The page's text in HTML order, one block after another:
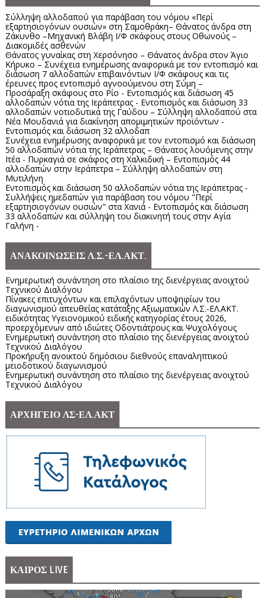
Σύλληψη αλλοδαπού για παράβαση του νόμου «Περί
εξαρτησιογόνων ουσιών» στη Σαμοθράκη– Θάνατος άνδρα στη
Ζάκυνθο –Μηχανική Βλάβη Ι/Φ σκάφους στους Οθωνούς –
Διακομιδές ασθενών
Θάνατος γυναίκας στη Χερσόνησο – Θάνατος άνδρα στον Άγιο
Κήρυκο – Συνέχεια ενημέρωσης αναφορικά με τον εντοπισμό και
διάσωση 7 αλλοδαπών επιβαινόντων Ι/Φ σκάφους και τις
έρευνες προς εντοπισμό αγνοούμενου στη Σύμη –
Προσάραξη σκάφους στο Ρίο - Εντοπισμός και διάσωση 45
αλλοδαπών νότια της Ιεράπετρας - Εντοπισμός και διάσωση 33
αλλοδαπών νοτιοδυτικά της Γαύδου – Σύλληψη αλλοδαπού στα
Νέα Μουδανιά για διακίνηση απομιμητικών προϊόντων -
Εντοπισμός και διάσωση 32 αλλοδαπ
Συνέχεια ενημέρωσης αναφορικά με τον εντοπισμό και διάσωση
50 αλλοδαπών νότια της Ιεράπετρας – Θάνατος λουόμενης στην
Ιτέα - Πυρκαγιά σε σκάφος στη Χαλκιδική – Εντοπισμός 44
αλλοδαπών στην Ιεράπετρα – Σύλληψη αλλοδαπών στη
Μυτιλήνη
Εντοπισμός και διάσωση 50 αλλοδαπών νότια της Ιεράπετρας -
Συλλήψεις ημεδαπών για παράβαση του νόμου "Περί
εξαρτησιογόνων ουσιών" στα Χανιά - Εντοπισμός και διάσωση
33 αλλοδαπών και σύλληψη του διακινητή τους στην Αγία
Γαλήνη -
ΑΝΑΚΟΙΝΩΣΕΙΣ Λ.Σ.-ΕΛ.ΑΚΤ.
Ενημερωτική συνάντηση στο πλαίσιο της διενέργειας ανοιχτού
Τεχνικού Διαλόγου
Πίνακες επιτυχόντων και επιλαχόντων υποψηφίων του
διαγωνισμού απευθείας κατάταξης Αξιωματικών Λ.Σ.-ΕΛ.ΑΚΤ.
ειδικότητας Υγειονομικού ειδικής κατηγορίας έτους 2026,
προερχόμενων από ιδιώτες Οδοντιάτρους και Ψυχολόγους
Ενημερωτική συνάντηση στο πλαίσιο της διενέργειας ανοιχτού
Τεχνικού Διαλόγου
Προκήρυξη ανοικτού δημόσιου διεθνούς επαναληπτικού
μειοδοτικού διαγωνισμού
Ενημερωτική συνάντηση στο πλαίσιο της διενέργειας ανοιχτού
Τεχνικού Διαλόγου
ΑΡΧΗΓΕΙΟ ΛΣ-ΕΛ.ΑΚΤ
ΚΑΙΡΟΣ LIVE